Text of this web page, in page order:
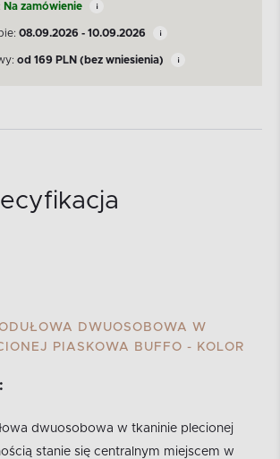
Na zamówienie
08.09.2026 - 10.09.2026
od 169 PLN (bez wniesienia)
DWUOSOBOWA W
PIASKOWA BUFFO - KOLOR
dwuosobowa w tkaninie plecionej
stanie się centralnym miejscem w